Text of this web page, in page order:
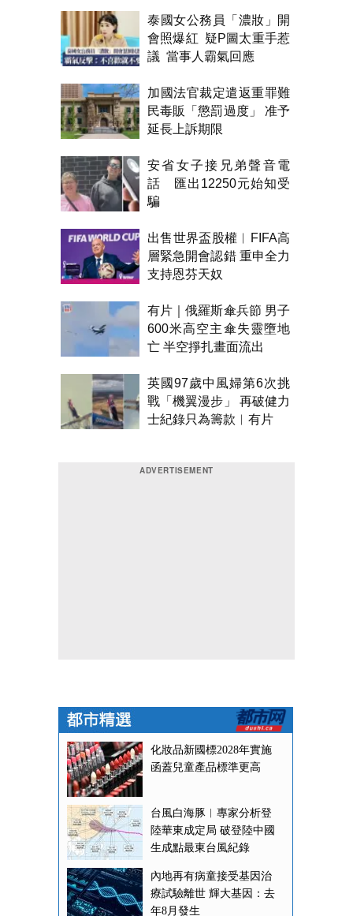
泰國女公務員「濃妝」開
會照爆紅 疑P圖太重手惹
議 當事人霸氣回應
加國法官裁定遣返重罪難
民毒販「懲罰過度」 准予
延長上訴期限
安省女子接兄弟聲音電
話 匯出12250元始知受
騙
出售世界盃股權︱FIFA高
層緊急開會認錯 重申全力
支持恩芬天奴
有片｜俄羅斯傘兵節 男子
600米高空主傘失靈墮地
亡 半空掙扎畫面流出
英國97歲中風婦第6次挑
戰「機翼漫步」 再破健力
士紀錄只為籌款︱有片